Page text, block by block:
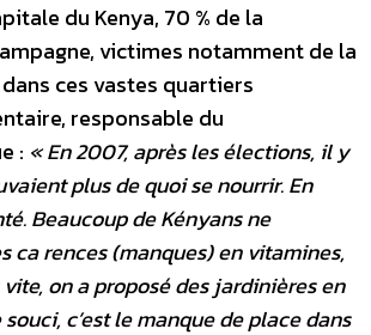
du Ke­nya, 70 % de la
victimes notamment de la
ces vastes quartiers
responsable du
: « En 2007, après les élections, il y
plus de quoi se nourrir. En
Beaucoup de Kényans ne
ca­ rences (manques) en vitamines,
on a proposé des jardinières en
c’est le manque de place dans